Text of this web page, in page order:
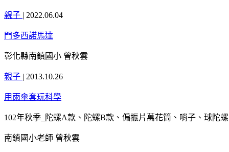
親子 | 2022.06.04
門多西諾馬達
彰化縣南鎮國小 曾秋雲
親子 | 2013.10.26
用雨傘套玩科學
102年秋季_陀螺A款、陀螺B款、偏振片萬花筒、哨子、球陀
南鎮國小老師 曾秋雲